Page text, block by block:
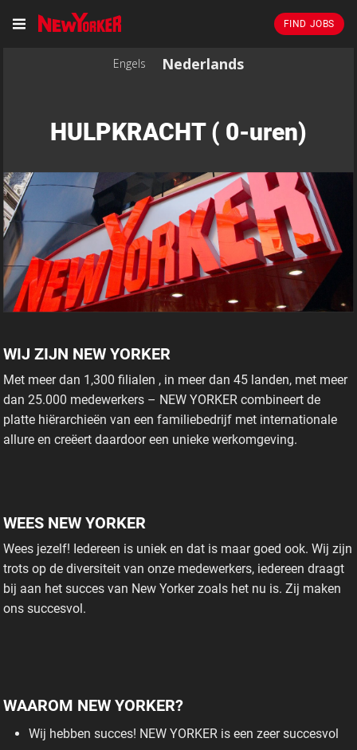
FIND JOBS
Engels Nederlands
HULPKRACHT ( 0-uren)
WIJ ZIJN NEW YORKER
Met meer dan 1,300 filialen , in meer dan 45 landen, met meer
dan 25.000 medewerkers – NEW YORKER combineert de
platte hiërarchieën van een familiebedrijf met internationale
allure en creëert daardoor een unieke werkomgeving.
WEES NEW YORKER
Wees jezelf! Iedereen is uniek en dat is maar goed ook. Wij zijn
trots op de diversiteit van onze medewerkers, iedereen draagt
bij aan het succes van New Yorker zoals het nu is. Zij maken
ons succesvol.
WAAROM NEW YORKER?
Wij hebben succes! NEW YORKER is een zeer succesvol